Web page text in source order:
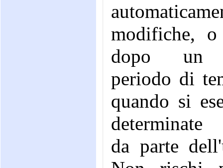
modifiche, o
dopo un
periodo di
quando si
determinate
da parte